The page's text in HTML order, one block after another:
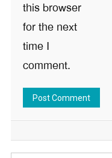
this browser
for the next
time I
comment.